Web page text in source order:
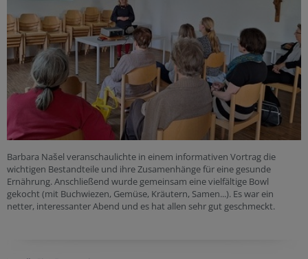
Barbara Našel veranschaulichte in einem informativen Vortrag die
wichtigen Bestandteile und ihre Zusamenhänge für eine gesunde
Ernährung. Anschließend wurde gemeinsam eine vielfältige Bowl
gekocht (mit Buchwiezen, Gemüse, Kräutern, Samen...). Es war ein
netter, interessanter Abend und es hat allen sehr gut geschmeckt.